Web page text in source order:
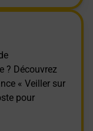
? Découvrez
« Veiller sur
pour